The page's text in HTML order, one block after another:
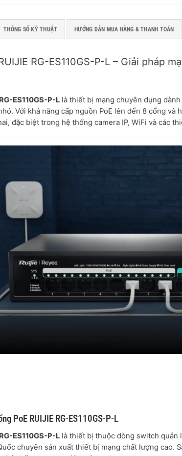
THÔNG SỐ KỸ THUẬT HƯỚNG DẪN MUA HÀNG & THANH TOÁN
RG-ES110GS-P-L – Giải pháp
ES110GS-P-L là thiết bị mạng chuyên dụng
Với khả năng cấp nguồn PoE lên đến 8 cổng và
đặc biệt trong hệ thống camera IP, WiFi và các
PoE RUIJIE RG-ES110GS-P-L
ES110GS-P-L là thiết bị thuộc dòng switch quản
chuyên sản xuất thiết bị mạng chất lượng cao.